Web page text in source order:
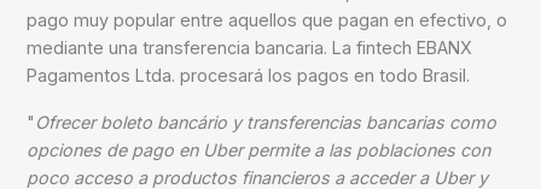
pago muy popular entre aquellos que pagan en efectivo, o
mediante una transferencia bancaria. La fintech EBANX
Pagamentos Ltda. procesará los pagos en todo Brasil.
" Ofrecer boleto bancário y transferencias bancarias como
opciones de pago en Uber permite a las poblaciones con
poco acceso a productos financieros a acceder a Uber y